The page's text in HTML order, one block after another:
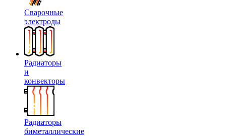
Сварочные
электроды
Радиаторы
и
конвекторы
Радиаторы
биметаллические